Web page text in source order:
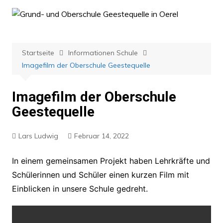
Zum
Inhalt
Startseite
Informationen Schule
Imagefilm der Oberschule Geestequelle
Imagefilm der Oberschule
Geestequelle
Lars Ludwig Februar 14, 2022
In einem gemeinsamen Projekt haben Lehrkräfte und
Schülerinnen und Schüler einen kurzen Film mit
Einblicken in unsere Schule gedreht.